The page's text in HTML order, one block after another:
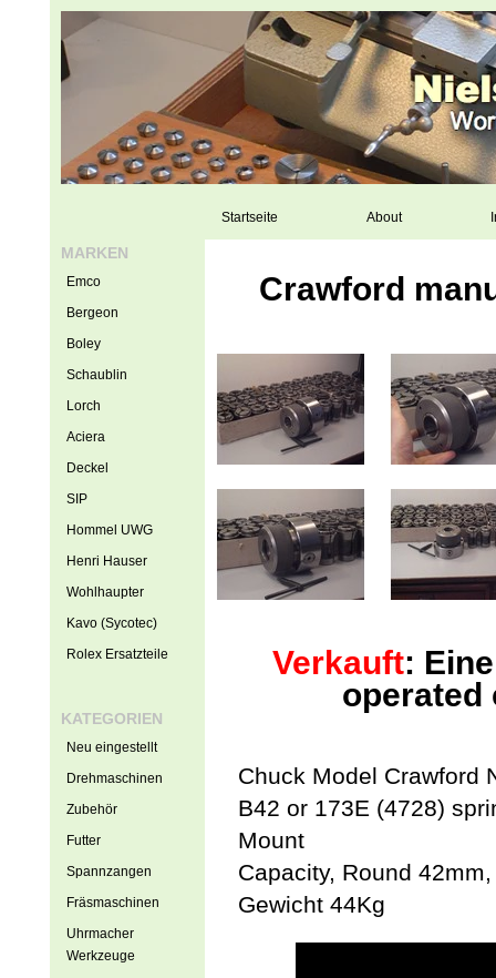
Startseite About
Crawford
Verkauft:
operated
Chuck Model Crawford
B42 or 173E (4728)
Mount
Capacity, Round
Gewicht 44Kg
MARKEN
Emco
Bergeon
Boley
Schaublin
Lorch
Aciera
Deckel
SIP
Hommel UWG
Henri Hauser
Wohlhaupter
Kavo (Sycotec)
Rolex Ersatzteile
KATEGORIEN
Neu eingestellt
Drehmaschinen
Zubehör
Futter
Spannzangen
Fräsmaschinen
Uhrmacher
Werkzeuge